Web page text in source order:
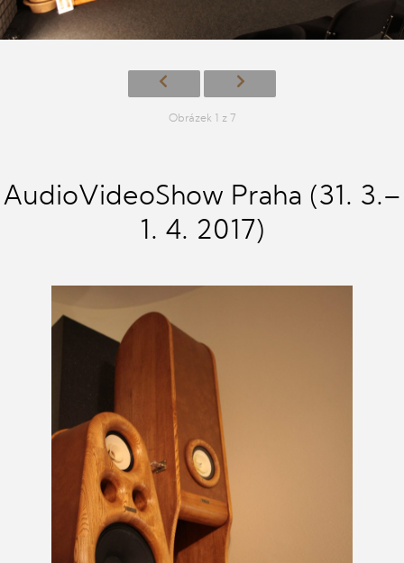
Obrázek 1 z 7
AudioVideoShow Praha (31. 3.–
1. 4. 2017)